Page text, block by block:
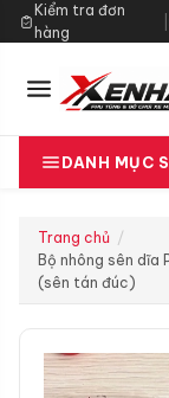
Kiểm tra đơn
hàng
DANH MỤC
Trang chủ
Bộ nhông sên dĩa
(sên tán đúc)